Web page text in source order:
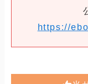
https://